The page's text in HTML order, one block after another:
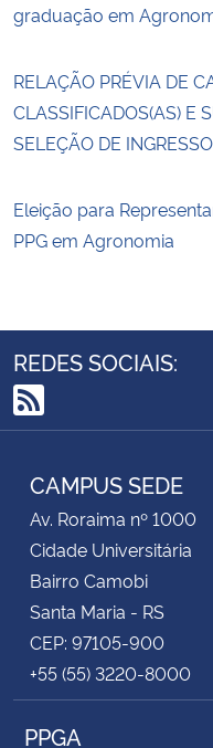
graduação em
RELAÇÃO PRÉVIA DE
CLASSIFICADOS(AS) E
SELEÇÃO DE
Eleição para
PPG em Agronomia
REDES SOCIAIS:
RSS
CAMPUS SEDE
Av. Roraima nº 1000
Cidade Universitária
Bairro Camobi
Santa Maria - RS
CEP: 97105-900
+55 (55) 3220-8000
PPGA